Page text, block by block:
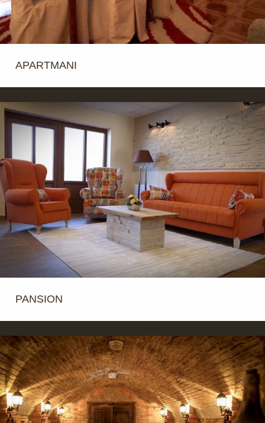
APARTMANI
PANSION